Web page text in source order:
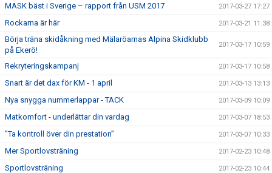
MASK bäst i Sverige – rapport från USM 2017 2017-03-27 17:27
Rockarna är här 2017-03-21 11:38
Börja träna skidåkning med Mälaröarnas Alpina Skidklubb
på Ekerö!
2017-03-17 10:59
Rekryteringskampanj 2017-03-17 10:58
Snart är det dax för KM - 1 april 2017-03-13 13:13
Nya snygga nummerlappar - TACK 2017-03-09 10:09
Matkomfort - underlättar din vardag 2017-03-07 18:53
”Ta kontroll över din prestation” 2017-03-07 10:33
Mer Sportlovsträning 2017-02-23 10:48
Sportlovsträning 2017-02-23 10:44